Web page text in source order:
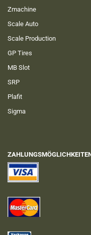
Zmachine
Scale Auto
Scale Production
GP Tires
MB Slot
SRP
Plafit
Sigma